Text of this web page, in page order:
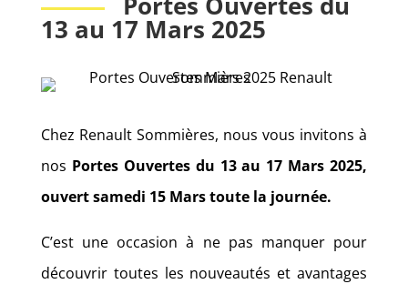
13 au 17 Mars 2025
Chez Renault Sommières, nous vous invitons à
nos Portes Ouvertes du 13 au 17 Mars 2025,
ouvert samedi 15 Mars toute la journée.
C’est une occasion à ne pas manquer pour
découvrir toutes les nouveautés et avantages